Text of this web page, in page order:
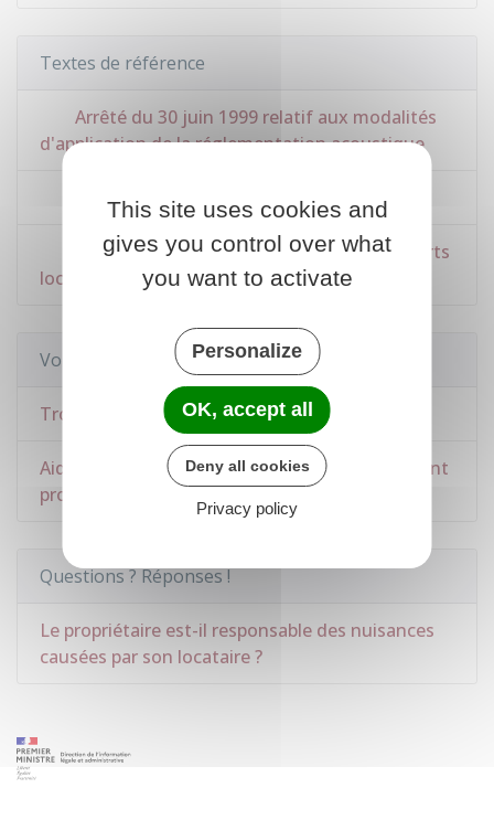
Textes de référence
Arrêté du 30 juin 1999 relatif aux modalités
d'application de la réglementation acoustique
Code civil : article 1253
Loi n°89-462 du 6 juillet 1989 sur les rapports
locatifs : article 6
Voir aussi
Troubles de voisinage
Aide aux travaux d'insonorisation d'un logement
proche d'un aéroport
Questions ? Réponses !
Le propriétaire est-il responsable des nuisances
causées par son locataire ?
This site uses cookies and
gives you control over what
you want to activate
Personalize
OK, accept all
Deny all cookies
Privacy policy